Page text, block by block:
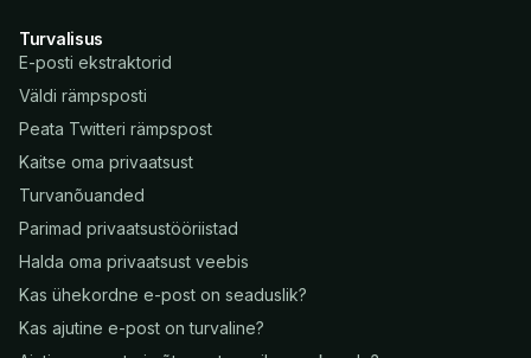
Turvalisus
E-posti ekstraktorid
Väldi rämpsposti
Peata Twitteri rämpspost
Kaitse oma privaatsust
Turvanõuanded
Parimad privaatsustööriistad
Halda oma privaatsust veebis
Kas ühekordne e-post on seaduslik?
Kas ajutine e-post on turvaline?